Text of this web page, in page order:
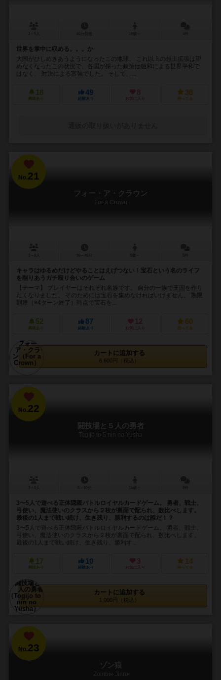
世界を掌中に収める。。。か
大国がひしめきあうようになったこの地球。 これ以上の領土拡張は望
めなくなったこの状況で、各国が採った政策は融和による世界平和で
はなく、 対決による富強でした。 そして、...
18
興味あり
49
経験あり
8
お気に入り
38
持ってる
No.21
フォー・ア・クラウン
For a Crown
キャラはゆるめだけどやることはえげつない！宝石という名のライフ
を削りあうガチ殴り合いのゲーム
【テーマ】 プレイヤーはそれぞれ名族です。 自分の一族で王国を作り
たくなりました。 そのためには宝石を集めなければいけません。 期限
到達（※4ターン終了）時点で宝石を...
52
興味あり
87
経験あり
12
お気に入り
60
持ってる
カートに追加する
6,600円（税込）
No.22
闘技場と５人の勇者
Togijo to 5 nin no Yusha
3〜5人で遊べる正体隠匿バトルロイヤルカードゲーム。 勇者、戦士、
弓使い、魔法使いのクラスから２枚が裏面で配られ、数比べします。
最後の1人まで戦い続け、生き残り、勝利するのは誰だ！？
3〜5人で遊べる正体隠匿バトルロイヤルカードゲーム。 勇者、戦士、
弓使い、魔法使いのクラスから２枚が裏面で配られ、数比べします。
最後の1人まで戦い続け、生き残り、勝利す...
17
興味あり
10
経験あり
3
お気に入り
14
持ってる
カートに追加する
1,000円（税込）
No.23
ゾン狼
Zombie Jinro